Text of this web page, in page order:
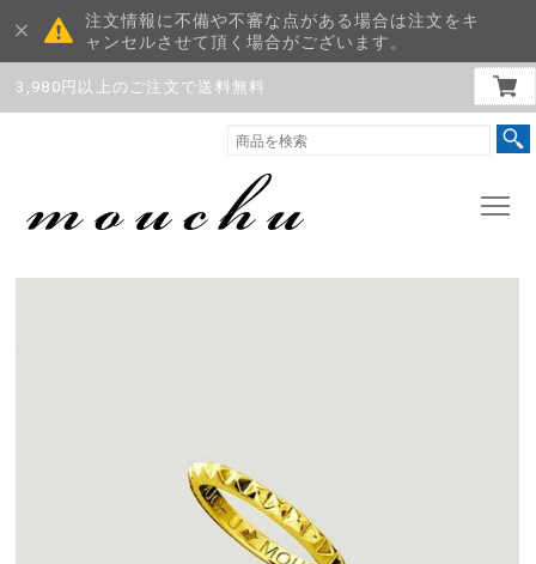
注文情報に不備や不審な点がある場合は注文をキ
ャンセルさせて頂く場合がございます。
3,980円以上のご注文で送料無料